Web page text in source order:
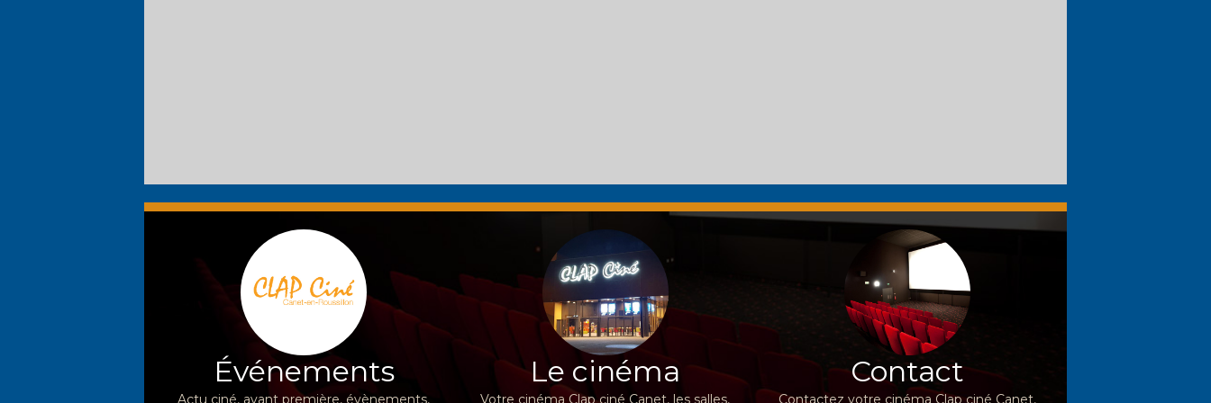
Événements
Actu ciné, avant première, évènements,
Le cinéma
Votre cinéma Clap ciné Canet, les salles,
Contact
Contactez votre cinéma Clap ciné Canet,